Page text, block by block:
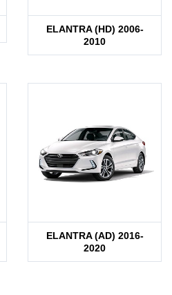
ELANTRA (HD) 2006-
2010
ELANTRA (AD) 2016-
2020